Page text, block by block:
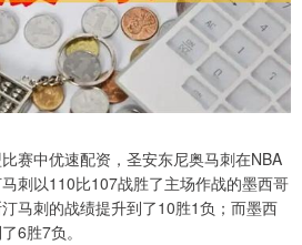
赛中优速配资，圣安东尼奥马刺在NBA
刺以110比107战胜了主场作战的墨西哥
马刺的战绩提升到了10胜1负；而墨西
6胜7负。